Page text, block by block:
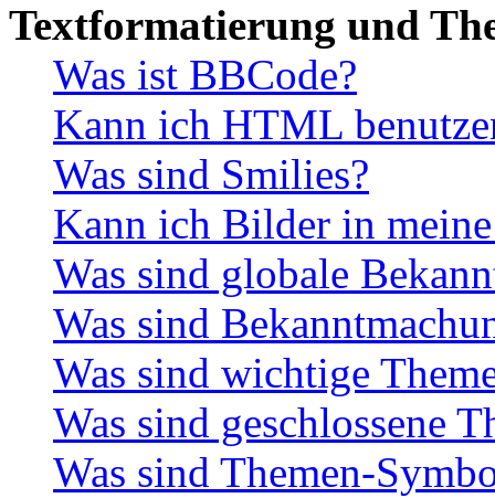
Textformatierung und
Was ist BBCode?
Kann ich HTML
Was sind Smilies?
Kann ich Bilder in
Was sind globale
Was sind
Was sind wichtige
Was sind geschlossene
Was sind Themen-